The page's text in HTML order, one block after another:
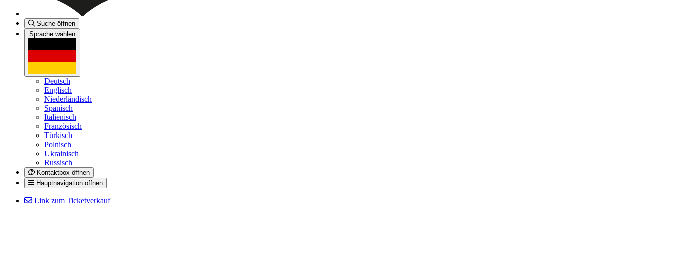
Suche öffnen
Sprache wählen
Deutsch
Englisch
Niederländisch
Spanisch
Italienisch
Französisch
Türkisch
Polnisch
Ukrainisch
Russisch
Kontaktbox öffnen
Hauptnavigation öffnen
Link zum Ticketverkauf